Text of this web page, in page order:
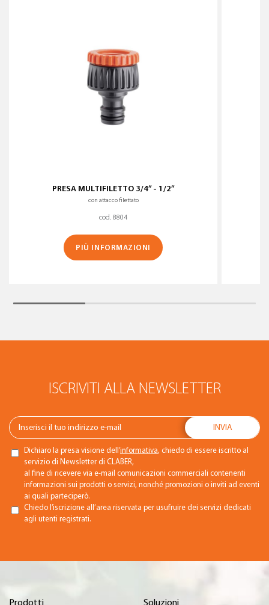
PRESA MULTIFILETTO 3/4” - 1/2”
con attacco filettato
cod. 8804
PIÙ INFORMAZIONI
ISCRIVITI ALLA NEWSLETTER
Dichiaro la presa visione dell’informativa, chiedo di essere iscritto al
servizio di Newsletter di CLABER,
al fine di ricevere via e-mail comunicazioni commerciali contenenti
informazioni sui prodotti o servizi, nonché promozioni o inviti ad eventi
ai quali parteciperò.
Chiedo l’iscrizione all’area riservata per usufruire dei servizi dedicati
agli utenti registrati.
Prodotti
Soluzioni